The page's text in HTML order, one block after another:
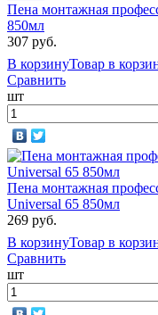
Пена монтажная
850мл
307 руб.
В корзинуТовар в
Сравнить
шт
Пена монтажная
Universal 65 850мл
269 руб.
В корзинуТовар в
Сравнить
шт